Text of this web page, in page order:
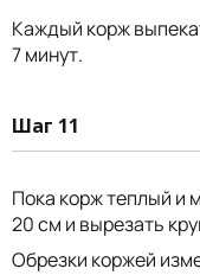
Каждый корж
7 минут.
Шаг 11
Пока корж теплый и
20 см и вырезать
Обрезки коржей